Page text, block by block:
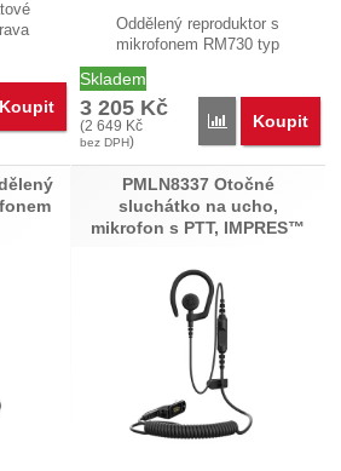
'NNTN8433 Bezdrátová diskrétní audio
Koupit
Oddělený reproduktor s
mikrofonem RM730 typ
PMMN4131 v menším…
Skladem
3 205 Kč
(2 649 Kč
bez DPH)
Přidat
Koupit
PMLN8337 Otočné
sluchátko na ucho,
mikrofon s PTT, IMPRES™